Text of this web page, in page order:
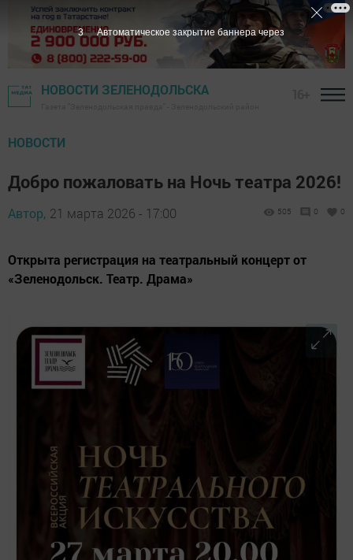
НОВОСТИ ЗЕЛЕНОДОЛЬСКА
НОВОСТИ
Добро пожаловать на Ночь театра 2026!
Автор, 21 марта 2026 - 17:00 505 0 0
Открыта регистрация на театральный концерт от
«Зеленодольск. Театр. Драма»
1 Автоматическое закрытие баннера через